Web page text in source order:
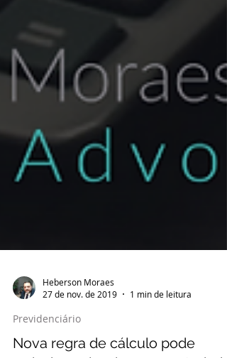
Heberson Moraes
27 de nov. de 2019
Previdenciário